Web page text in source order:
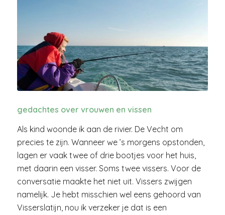
gedachtes over vrouwen en vissen
Als kind woonde ik aan de rivier. De Vecht om
precies te zijn. Wanneer we ’s morgens opstonden,
lagen er vaak twee of drie bootjes voor het huis,
met daarin een visser. Soms twee vissers. Voor de
conversatie maakte het niet uit. Vissers zwijgen
namelijk. Je hebt misschien wel eens gehoord van
Visserslatijn, nou ik verzeker je dat is een